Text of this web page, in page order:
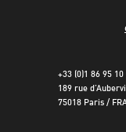
+33 (0)1 86 95 10
189 rue
75018 Paris /